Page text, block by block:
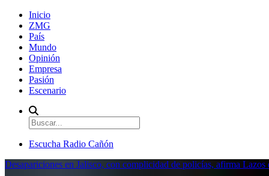
Inicio
ZMG
País
Mundo
Opinión
Empresa
Pasión
Escenario
Escucha Radio Cañón
Desapariciones en Jalisco, con complicidad de policías, afirma Lazos